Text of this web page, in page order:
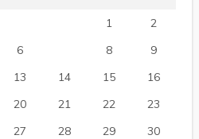
1
2
6 8
9
13 14 15
16
20 21 22
23
27 28 29
30